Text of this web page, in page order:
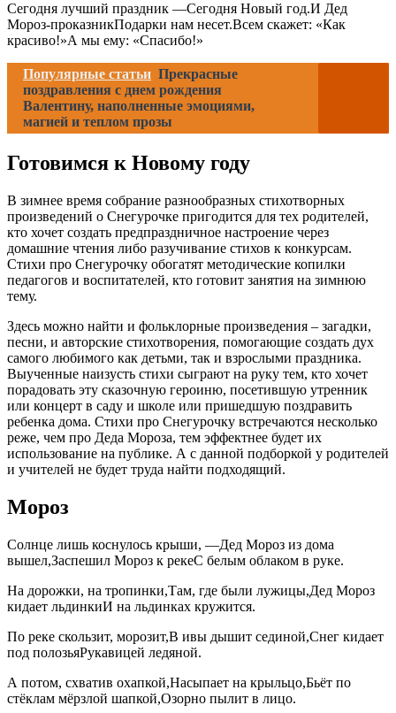
Сегодня лучший праздник —Сегодня Новый год.И Дед
Мороз-проказникПодарки нам несет.Всем скажет: «Как
красиво!»А мы ему: «Спасибо!»
Популярные статьи Прекрасные
поздравления с днем рождения
Валентину, наполненные эмоциями,
магией и теплом прозы
Готовимся к Новому году
В зимнее время собрание разнообразных стихотворных
произведений о Снегурочке пригодится для тех родителей,
кто хочет создать предпраздничное настроение через
домашние чтения либо разучивание стихов к конкурсам.
Стихи про Снегурочку обогатят методические копилки
педагогов и воспитателей, кто готовит занятия на зимнюю
тему.
Здесь можно найти и фольклорные произведения – загадки,
песни, и авторские стихотворения, помогающие создать дух
самого любимого как детьми, так и взрослыми праздника.
Выученные наизусть стихи сыграют на руку тем, кто хочет
порадовать эту сказочную героиню, посетившую утренник
или концерт в саду и школе или пришедшую поздравить
ребенка дома. Стихи про Снегурочку встречаются несколько
реже, чем про Деда Мороза, тем эффектнее будет их
использование на публике. А с данной подборкой у родителей
и учителей не будет труда найти подходящий.
Мороз
Солнце лишь коснулось крыши, —Дед Мороз из дома
вышел,Заспешил Мороз к рекеС белым облаком в руке.
На дорожки, на тропинки,Там, где были лужицы,Дед Мороз
кидает льдинкиИ на льдинках кружится.
По реке скользит, морозит,В ивы дышит сединой,Снег кидает
под полозьяРукавицей ледяной.
А потом, схватив охапкой,Насыпает на крыльцо,Бьёт по
стёклам мёрзлой шапкой,Озорно пылит в лицо.